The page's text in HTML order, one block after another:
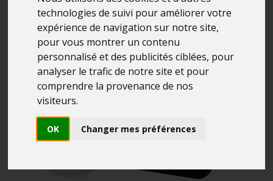
technologies de suivi pour améliorer votre
expérience de navigation sur notre site,
pour vous montrer un contenu
personnalisé et des publicités ciblées, pour
analyser le trafic de notre site et pour
comprendre la provenance de nos
visiteurs.
OK Changer mes préférences